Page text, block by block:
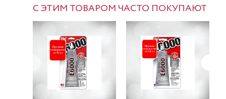
С ЭТИМ ТОВАРОМ ЧАСТО ПОКУПАЮТ